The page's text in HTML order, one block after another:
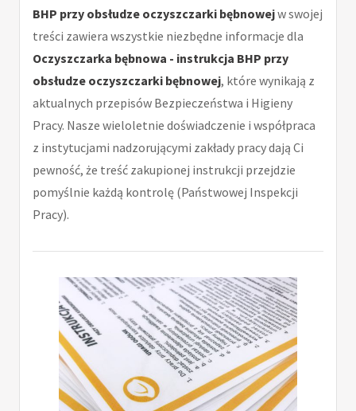
BHP przy obsłudze oczyszczarki bębnowejw swojej
treści zawiera wszystkie niezbędne informacje dla
Oczyszczarka bębnowa - instrukcja BHP przy
obsłudze oczyszczarki bębnowej, które wynikają z
aktualnych przepisów Bezpieczeństwa i Higieny
Pracy. Nasze wieloletnie doświadczenie i współpraca
z instytucjami nadzorującymi zakłady pracy dają Ci
pewność, że treść zakupionej instrukcji przejdzie
pomyślnie każdą kontrolę (Państwowej Inspekcji
Pracy).